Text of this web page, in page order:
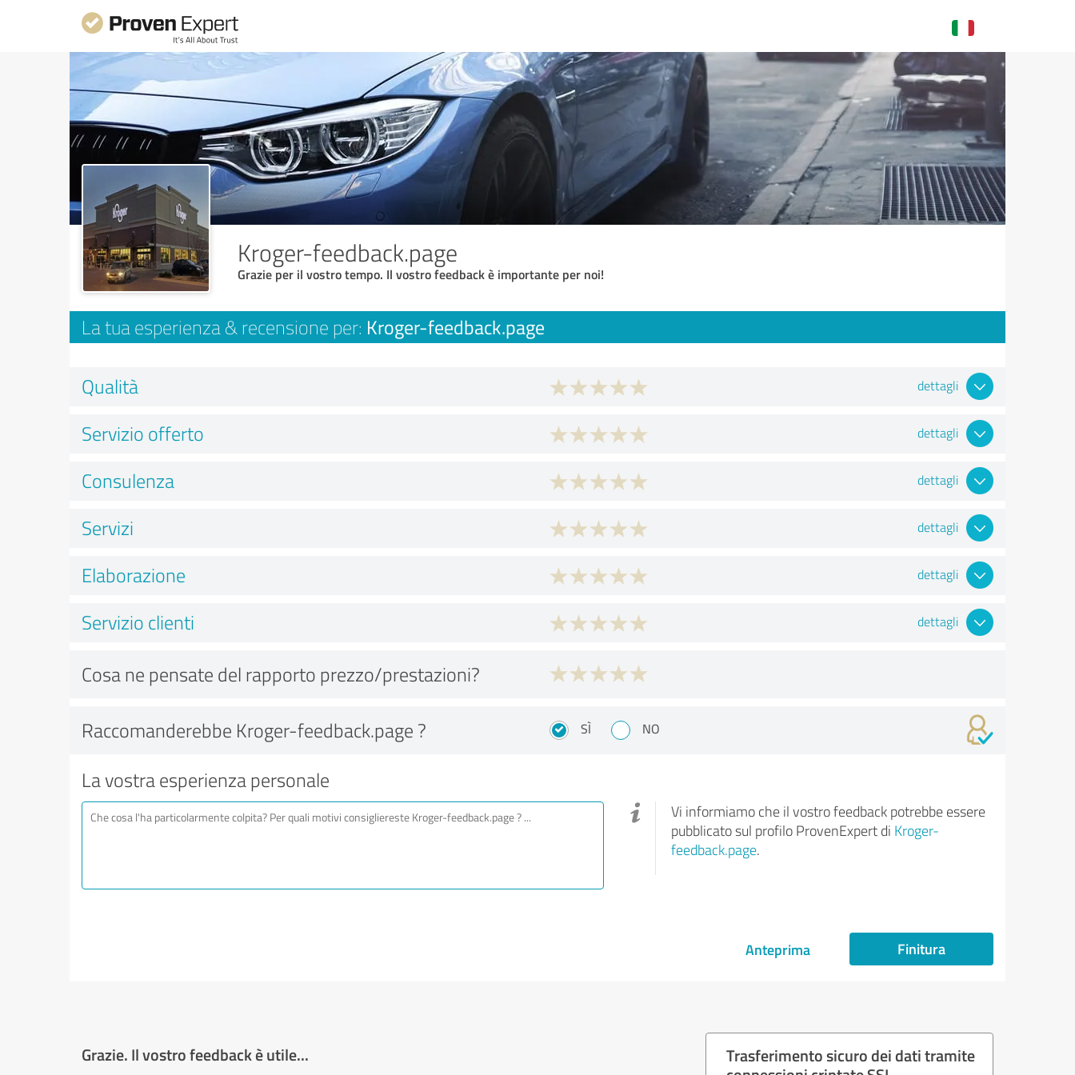
Kroger-feedback.page
Grazie per il vostro tempo. Il vostro feedback è importante per noi!
La tua esperienza & recensione per: Kroger-feedback.page
Qualità dettagli
Servizio offerto dettagli
Consulenza dettagli
Servizi dettagli
Elaborazione dettagli
Servizio clienti dettagli
Cosa ne pensate del rapporto prezzo/prestazioni?
Raccomanderebbe Kroger-feedback.page ? SÌ NO
La vostra esperienza personale
Vi informiamo che il vostro feedback potrebbe essere
pubblicato sul profilo ProvenExpert di Kroger-
feedback.page.
Anteprima Finitura
Grazie. Il vostro feedback è utile...
Trasferimento sicuro dei dati tramite